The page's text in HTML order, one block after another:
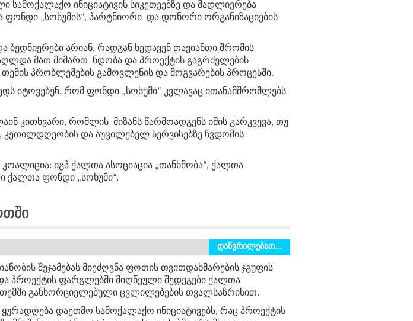
სამოქალაქო ინიციატივის სიკეთეებზე და მადლიერება
ფონდი „სოხუმის“, პარტნიორი და დონორი ორგანიზაციების
ბედნიერები არიან, რადგან ხედავენ თავიანთი შრომის
მათ მიმართ ნდობა და პროექტის გაგრძელების
პრობლემების გამოვლენის და მოგვარების პროცესში.
იტოვებენ, რომ ფონდი „სოხუმი“ კვლავაც ითანამშრომლებს
კითხვარი, რომლის მიზანს წარმოადგენს იმის გარკვევა, თუ
და აუცილებელ სერვისებზე წვდომის
იგპ ქალთა ასოციაცია „თანხმობა“, ქალთა
ქალთა ფონდი „სოხუმი“.
დაწვრილებით...
შეჯამებას მიეძღვნა ფოთის თვითდახმარების ჯგუფის
პროექტის ფარგლებში მიღწეული შედეგები ქალთა
განხორციელებული ცვლილებების თვალსაზრისით.
ყურადღება დაეთმო სამოქალაქო ინიციატივებს, რაც პროექტის